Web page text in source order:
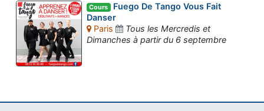
Cours Fuego De Tango Vous Fait
Danser
Paris
Tous les Mercredis et
Dimanches à partir du 6 septembre